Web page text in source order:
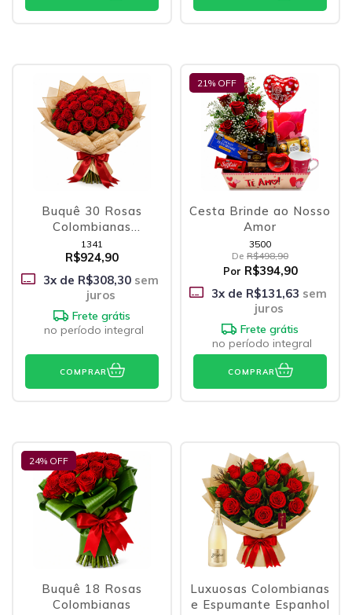
Buquê 30 Rosas
Colombianas
Vermelhas
1341
R$924,90
3x de R$308,30sem
juros
Frete grátis
no período integral
COMPRAR
21% OFF
Cesta Brinde ao Nosso
Amor
3500
De R$498,90
Por R$394,90
3x de R$131,63 sem
juros
Frete grátis
no período integral
COMPRAR
24% OFF
Buquê 18 Rosas
Colombianas
Luxuosas Colombianas
e Espumante Espanhol